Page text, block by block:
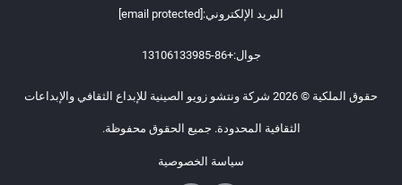
البريد الإلكتروني:
جوال:+86-13106133985
حقوق الملكية © 2026 شركة ونتشو زويو الصينية للإبداع الثقافي والإبداعات
الثقافية المحدودة. جميع الحقوق محفوظة.
سياسة الخصوصية